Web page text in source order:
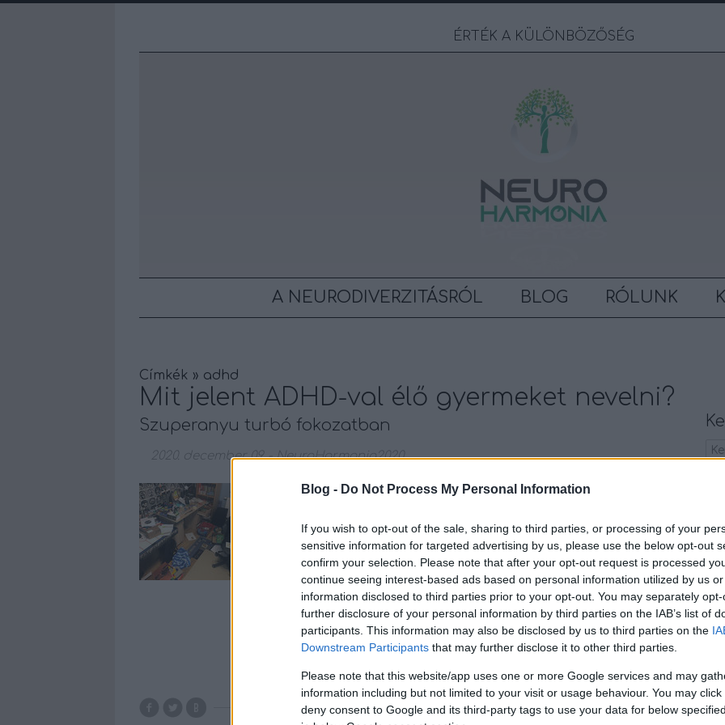
Blog - Do Not Process My Personal Information
If you wish to opt-out of the sale, sharing to third parties, or processing of your
sensitive information for targeted advertising by us, please use the below opt-out
confirm your selection. Please note that after your opt-out request is processed
continue seeing interest-based ads based on personal information utilized by us
information disclosed to third parties prior to your opt-out. You may separately
further disclosure of your personal information by third parties on the IAB’s list of
participants. This information may also be disclosed by us to third parties on the
Downstream Participants that may further disclose it to other third parties.
Please note that this website/app uses one or more Google services and may
information including but not limited to your visit or usage behaviour. You may
deny consent to Google and its third-party tags to use your data for below
ÉRTÉK A KÜLÖNBÖZŐSÉG
A NEURODIVERZITÁSRÓL BLOG RÓLUNK
Címkék » adhd
Mit jelent ADHD-val élő gyermeket nevelni?
Szuperanyu turbó fokozatban
2020. december 09.-NeuroHarmonia2020
Egy ADHD-s gyermeket nevelni, még évek tapasztalatával
folyton változó és megújuló kihívásokra is érdemes
berendezkedni. Cikkünkben a Neuroharmónia Fejlesztőközpont
egyik alapító-tulajdonosa, Szabó Zsófia számol be saját
tapasztalatairól…
TOVÁBB
Szólj hozzá!
szülő gyermek elfogadás elutasítás sokszínűség
adhd